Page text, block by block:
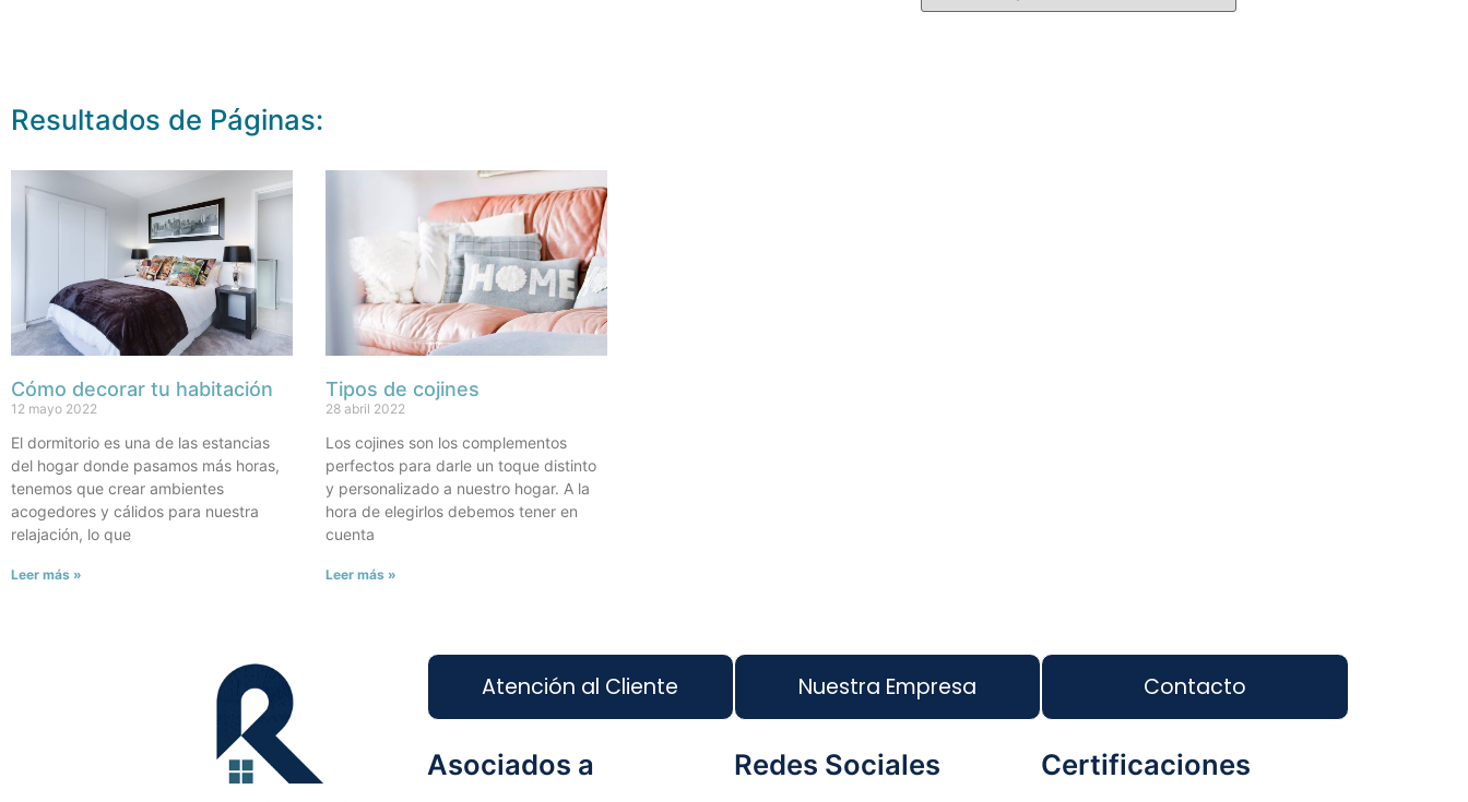
Resultados de Páginas:
Cómo decorar tu habitación
12 mayo 2022
El dormitorio es una de las estancias
del hogar donde pasamos más horas,
tenemos que crear ambientes
acogedores y cálidos para nuestra
relajación, lo que
Leer más »
Tipos de cojines
28 abril 2022
Los cojines son los complementos
perfectos para darle un toque distinto
y personalizado a nuestro hogar. A la
hora de elegirlos debemos tener en
cuenta
Leer más »
Atención al Cliente
Asociados a
Nuestra Empresa
Redes Sociales
Contacto
Certificaciones